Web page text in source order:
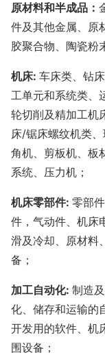
原材料和半成品：
件及其他金属、原
胶聚合物、陶瓷粉
机床: 车床类、钻
工单元和系统类、
轮切削及精加工机
床/锯床螺纹机类
角机、剪板机、板
系统、压力机；
机床零部件: 零部
件，气动件、机床
滑及冷却、原材料
备；
加工自动化: 制造
化、储存和运输的
开发用的软件、机
围设备；